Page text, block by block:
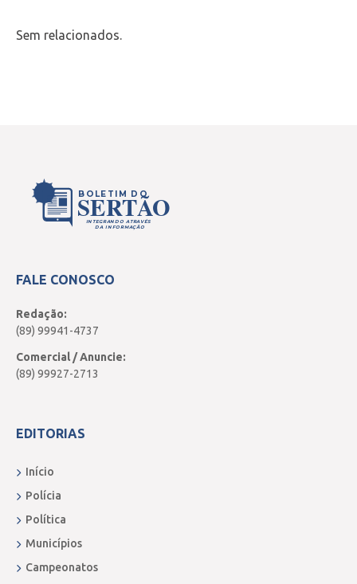
Sem relacionados.
BOLETIM DO
SERTÃO
INTEGRANDO ATRAVÉS
DA INFORMAÇÃO
FALE CONOSCO
Redação:
(89) 99941-4737
Comercial / Anuncie:
(89) 99927-2713
EDITORIAS
Início
Polícia
Política
Municípios
Campeonatos